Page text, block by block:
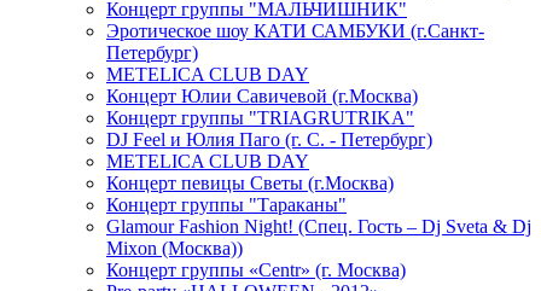
Концерт группы "МАЛЬЧИШНИК"
Эротическое шоу КАТИ САМБУКИ (г.Санкт-
Петербург)
METELICA CLUB DAY
Концерт Юлии Савичевой (г.Москва)
Концерт группы "TRIAGRUTRIKA"
DJ Feel и Юлия Паго (г. С. - Петербург)
METELICA CLUB DAY
Концерт певицы Светы (г.Москва)
Концерт группы "Тараканы"
Glamour Fashion Night! (Спец. Гость – Dj Sveta & Dj
Mixon (Москва))
Концерт группы «Centr» (г. Москва)